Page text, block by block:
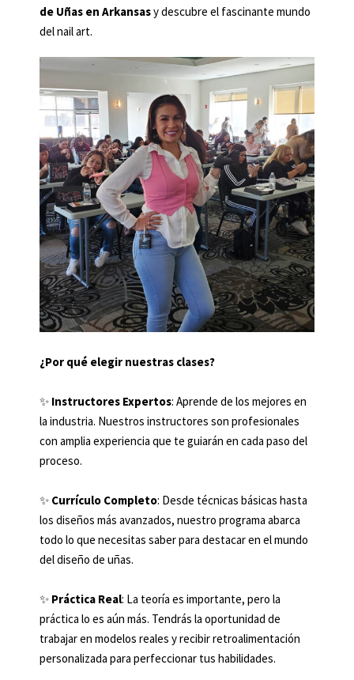
de Uñas en Arkansasy descubre el fascinante mundo
del nail art.
¿Por qué elegir nuestras clases?
✨ Instructores Expertos: Aprende de los mejores en
la industria. Nuestros instructores son profesionales
con amplia experiencia que te guiarán en cada paso del
proceso.
✨ Currículo Completo: Desde técnicas básicas hasta
los diseños más avanzados, nuestro programa abarca
todo lo que necesitas saber para destacar en el mundo
del diseño de uñas.
✨ Práctica Real: La teoría es importante, pero la
práctica lo es aún más. Tendrás la oportunidad de
trabajar en modelos reales y recibir retroalimentación
personalizada para perfeccionar tus habilidades.